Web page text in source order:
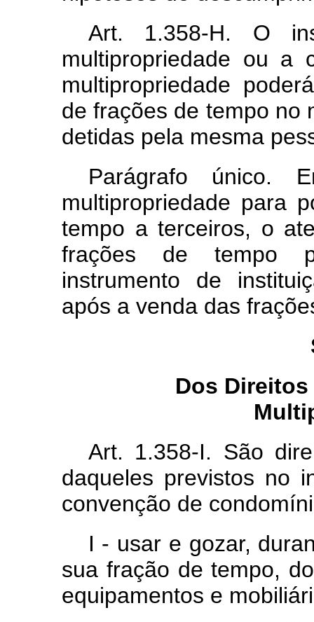
Art. 1.358-H. O
multipropriedade ou a
multipropriedade
de frações de tempo no
detidas pela mesma
Parágrafo único.
multipropriedade para
tempo a terceiros, o
frações de tempo
instrumento de
após a venda das
Dos
Art. 1.358-I. São
daqueles previstos no
convenção de
I - usar e gozar,
sua fração de tempo,
equipamentos e